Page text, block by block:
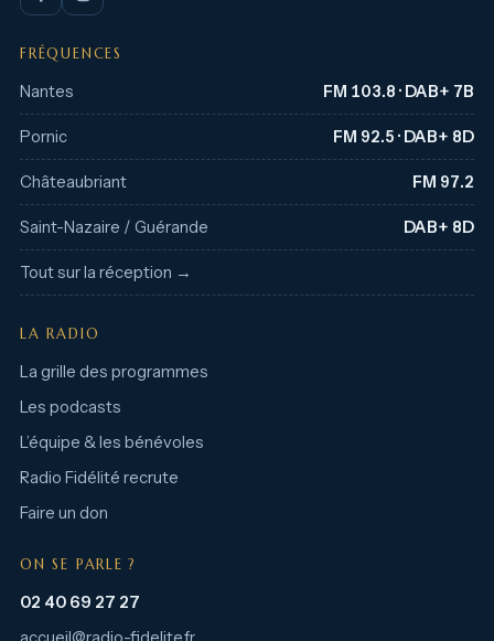
FRÉQUENCES
Nantes FM 103.8 · DAB+ 7B
Pornic FM 92.5 · DAB+ 8D
Châteaubriant FM 97.2
Saint-Nazaire / Guérande DAB+ 8D
Tout sur la réception →
LA RADIO
La grille des programmes
Les podcasts
L’équipe & les bénévoles
Radio Fidélité recrute
Faire un don
ON SE PARLE ?
02 40 69 27 27